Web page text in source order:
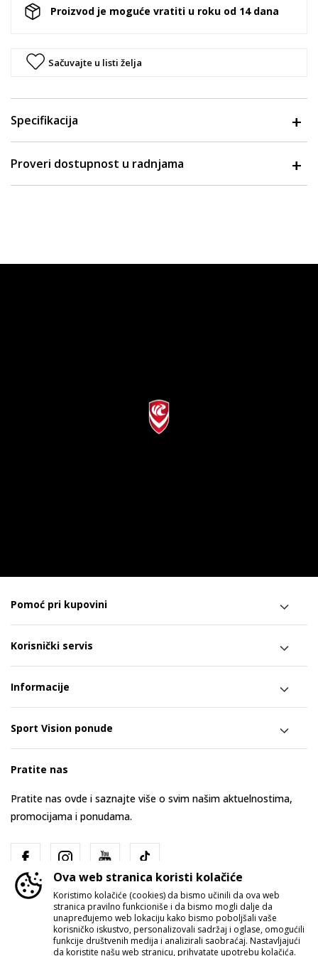
Proizvod je moguće vratiti u roku od 14 dana
Sačuvajte u listi želja
Specifikacija
Proveri dostupnost u radnjama
Pomoć pri kupovini
Korisnički servis
Informacije
Sport Vision ponude
Pratite nas
Pratite nas ovde i saznajte više o svim našim aktuelnostima,
promocijama i ponudama.
Srbija Promenite
Ova web stranica koristi kolačiće
Koristimo kolačiće (cookies) da bismo učinili da ova web
stranica pravilno funkcioniše i da bismo mogli dalje da
unapređujemo web lokaciju kako bismo poboljšali vaše
korisničko iskustvo, personalizovali sadržaj i oglase, omogućili
funkcije društvenih medija i analizirali saobraćaj. Nastavljajući
da koristite našu web stranicu, prihvatate upotrebu kolačića.